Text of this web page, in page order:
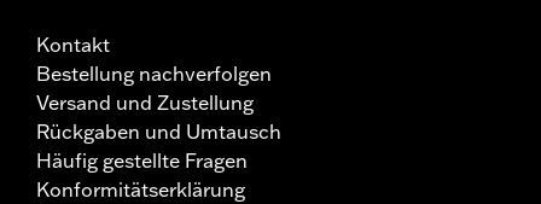
Kontakt
Bestellung nachverfolgen
Versand und Zustellung
Rückgaben und Umtausch
Häufig gestellte Fragen
Konformitätserklärung